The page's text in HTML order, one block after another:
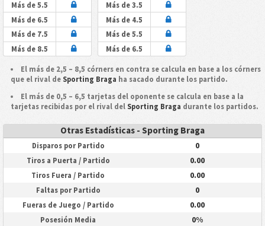
Más de 5.5
Más de 6.5
Más de 7.5
Más de 8.5
Más de 3.5
Más de 4.5
Más de 5.5
Más de 6.5
El más de 2,5 – 8,5 córners en contra se calcula en base a los córners
que el rival de Sporting Braga ha sacado durante los partido.
El más de 0,5 – 6,5 tarjetas del oponente se calcula en base a la
tarjetas recibidas por el rival del Sporting Braga durante los partidos.
Otras Estadísticas - Sporting Braga
Disparos por Partido 0
Tiros a Puerta / Partido 0.00
Tiros Fuera / Partido 0.00
Faltas por Partido 0
Fueras de Juego / Partido 0.00
Posesión Media 0%